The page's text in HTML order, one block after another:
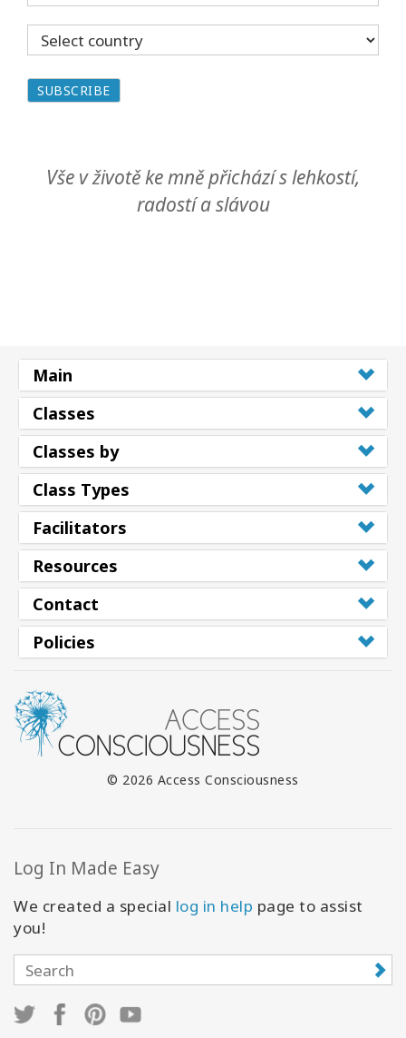
Vše v životě ke mně přichází s lehkostí,
radostí a slávou
Main
Classes
Classes by
Class Types
Facilitators
Resources
Contact
Policies
© 2026 Access Consciousness
Log In Made Easy
We created a special log in help page to assist
you!